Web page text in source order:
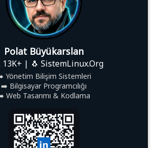
Polat Büyükarslan
13K+ | 🐧 SistemLinux.Org
Yönetim Bilişim Sistemleri
➡️ Bilgisayar Programcılığı
Web Tasarımı & Kodlama